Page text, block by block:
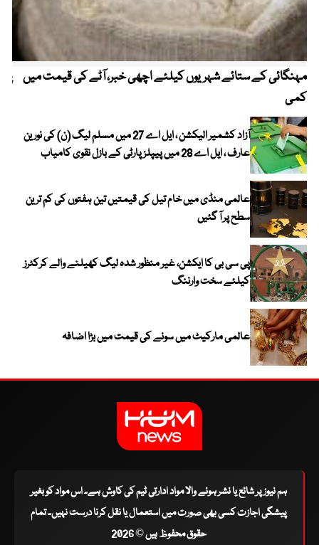
مہنگائی کے ستائے شہریوں کیلئے اچھی خبر، آٹے کی قیمت میں
کمی
آزاد کشمیر الیکشن ، ایل اے 27 میں مسلم لیگ (ن) کی نورین
عارف ، ایل اے 28 میں پیپلز پارٹی کے بازل نقوی کامیاب
عالمی منڈی میں خام تیل کی قیمتیں تین ہفتوں کی کم ترین
سطح پر آ گئیں
پی سی بی کا ایکشن، غیر منظور شدہ لیگ کھیلنے والے کرکٹرز
کیلئے سخت وارننگ
عالمی مارکیٹ میں سونے کی قیمت میں بڑا اضافہ
ہم نیوز پر شائع یا نشر ہونے والا مواد ادارتی ٹیم کی کاوش ہے۔ اس مواد کو بغیر
پیشگی اجازت کسی بھی صورت میں استعمال یا نقل کرنا درست نہیں۔ تمام
حقوق محفوظ ہیں © 2026